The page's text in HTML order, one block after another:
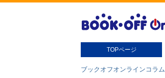
TOPページ
ブックオフオンラインコラム